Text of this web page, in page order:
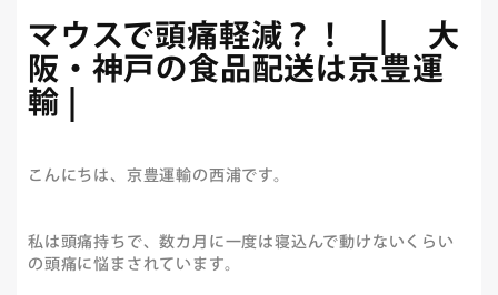
マウスで頭痛軽減？！ | 大
阪・神戸の食品配送は京豊運
輸 |
こんにちは、京豊運輸の西浦です。
私は頭痛持ちで、数カ月に一度は寝込んで動けないくらい
の頭痛に悩まされています。